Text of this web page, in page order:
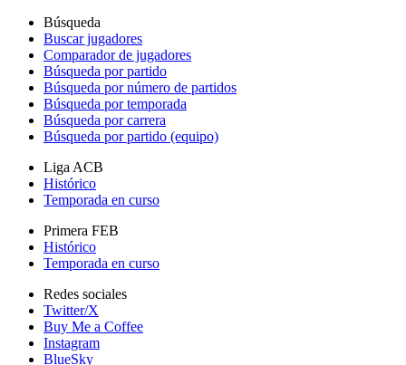
Búsqueda
Buscar jugadores
Comparador de jugadores
Búsqueda por partido
Búsqueda por número de partidos
Búsqueda por temporada
Búsqueda por carrera
Búsqueda por partido (equipo)
Liga ACB
Histórico
Temporada en curso
Primera FEB
Histórico
Temporada en curso
Redes sociales
Twitter/X
Buy Me a Coffee
Instagram
BlueSky